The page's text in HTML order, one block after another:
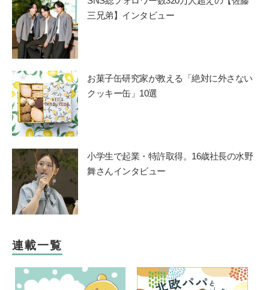
三兄弟】インタビュー
お菓子缶研究家が教える「絶対に外さない
クッキー缶」10選
小学生で起業・特許取得。16歳社長の水野
舞さんインタビュー
連載一覧